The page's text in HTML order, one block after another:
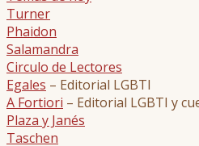
Turner
Phaidon
Salamandra
Circulo de Lectores
Egales – Editorial LGBTI
A Fortiori – Editorial LGBTI y
Plaza y Janés
Taschen